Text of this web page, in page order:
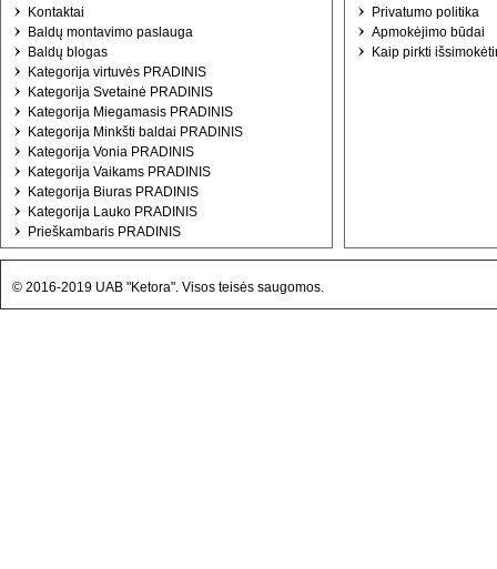
Kontaktai
Baldų montavimo paslauga
Baldų blogas
Kategorija virtuvės PRADINIS
Kategorija Svetainė PRADINIS
Kategorija Miegamasis PRADINIS
Kategorija Minkšti baldai PRADINIS
Kategorija Vonia PRADINIS
Kategorija Vaikams PRADINIS
Kategorija Biuras PRADINIS
Kategorija Lauko PRADINIS
Prieškambaris PRADINIS
Privatumo politika
Apmokėjimo būdai
Kaip pirkti
© 2016-2019 UAB "Ketora". Visos teisės saugomos.